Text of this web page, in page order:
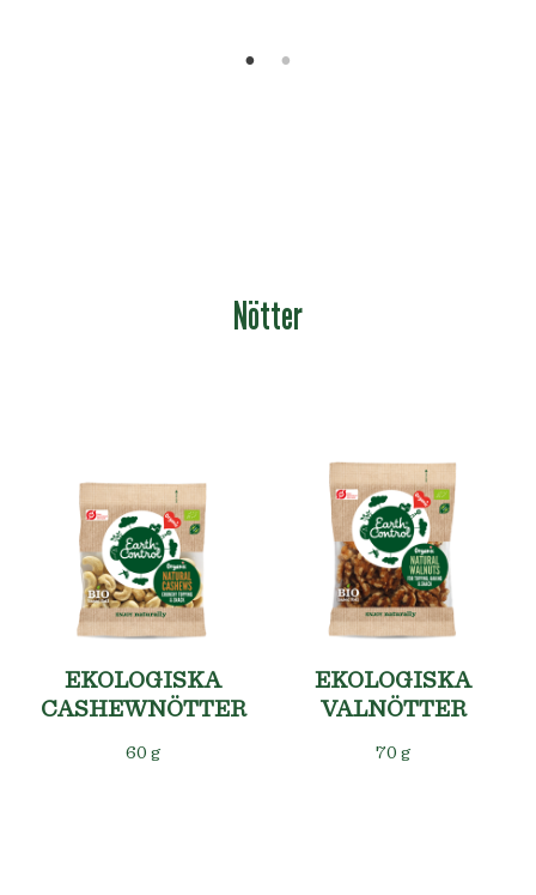
Nötter
EKOLOGISKA
CASHEWNÖTTER
60 g
EKOLOGISKA
VALNÖTTER
70 g